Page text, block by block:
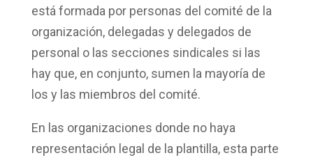
está formada por personas del comité de la
organización, delegadas y delegados de
personal o las secciones sindicales si las
hay que, en conjunto, sumen la mayoría de
los y las miembros del comité.
En las organizaciones donde no haya
representación legal de la plantilla, esta parte